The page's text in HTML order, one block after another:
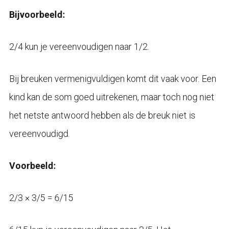
Bijvoorbeeld:
2/4 kun je vereenvoudigen naar 1/2.
Bij breuken vermenigvuldigen komt dit vaak voor. Een
kind kan de som goed uitrekenen, maar toch nog niet
het netste antwoord hebben als de breuk niet is
vereenvoudigd.
Voorbeeld:
2/3 × 3/5 = 6/15